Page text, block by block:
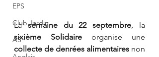
EPS
Club Jardin
AS
La semaine du 22 septembre
sixième Solidaire
collecte de denrées alimentaires non